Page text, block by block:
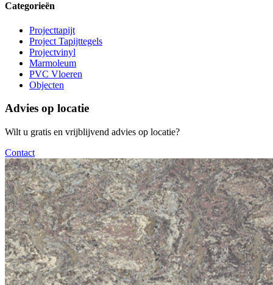
Categorieën
Projecttapijt
Project Tapijttegels
Projectvinyl
Marmoleum
PVC Vloeren
Objecten
Advies op locatie
Wilt u gratis en vrijblijvend advies op locatie?
Contact